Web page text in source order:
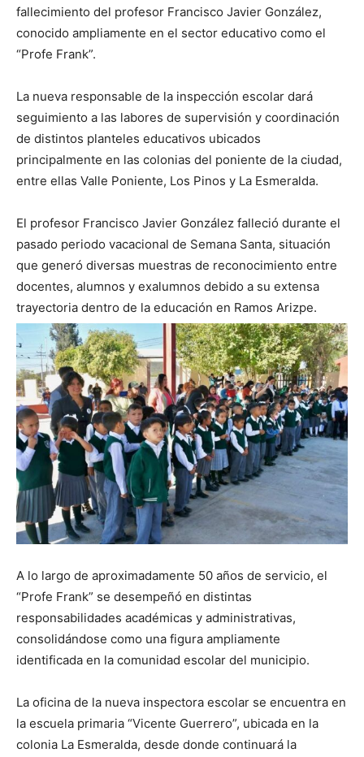
fallecimiento del profesor Francisco Javier González,
conocido ampliamente en el sector educativo como el
“Profe Frank”.
La nueva responsable de la inspección escolar dará
seguimiento a las labores de supervisión y coordinación
de distintos planteles educativos ubicados
principalmente en las colonias del poniente de la ciudad,
entre ellas Valle Poniente, Los Pinos y La Esmeralda.
El profesor Francisco Javier González falleció durante el
pasado periodo vacacional de Semana Santa, situación
que generó diversas muestras de reconocimiento entre
docentes, alumnos y exalumnos debido a su extensa
trayectoria dentro de la educación en Ramos Arizpe.
A lo largo de aproximadamente 50 años de servicio, el
“Profe Frank” se desempeñó en distintas
responsabilidades académicas y administrativas,
consolidándose como una figura ampliamente
identificada en la comunidad escolar del municipio.
La oficina de la nueva inspectora escolar se encuentra en
la escuela primaria “Vicente Guerrero”, ubicada en la
colonia La Esmeralda, desde donde continuará la